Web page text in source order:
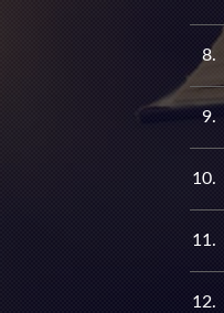
8
9
10
11
12